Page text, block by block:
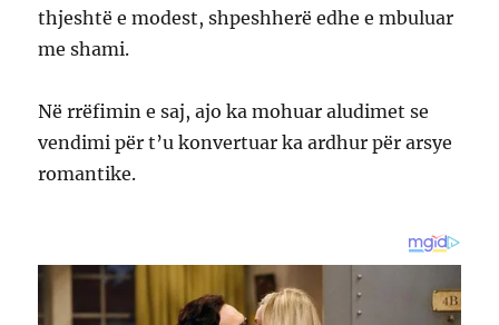
thjeshtë e modest, shpeshherë edhe e mbuluar
me shami.
Në rrëfimin e saj, ajo ka mohuar aludimet se
vendimi për t’u konvertuar ka ardhur për arsye
romantike.